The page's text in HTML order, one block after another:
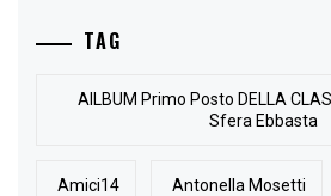
TAG
AlLBUM Primo Posto DELLA
Sfera Ebbasta
Amici14 Antonella Mosetti